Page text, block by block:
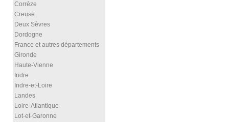
Corrèze
Creuse
Deux Sèvres
Dordogne
France et autres départements
Gironde
Haute-Vienne
Indre
Indre-et-Loire
Landes
Loire-Atlantique
Lot-et-Garonne